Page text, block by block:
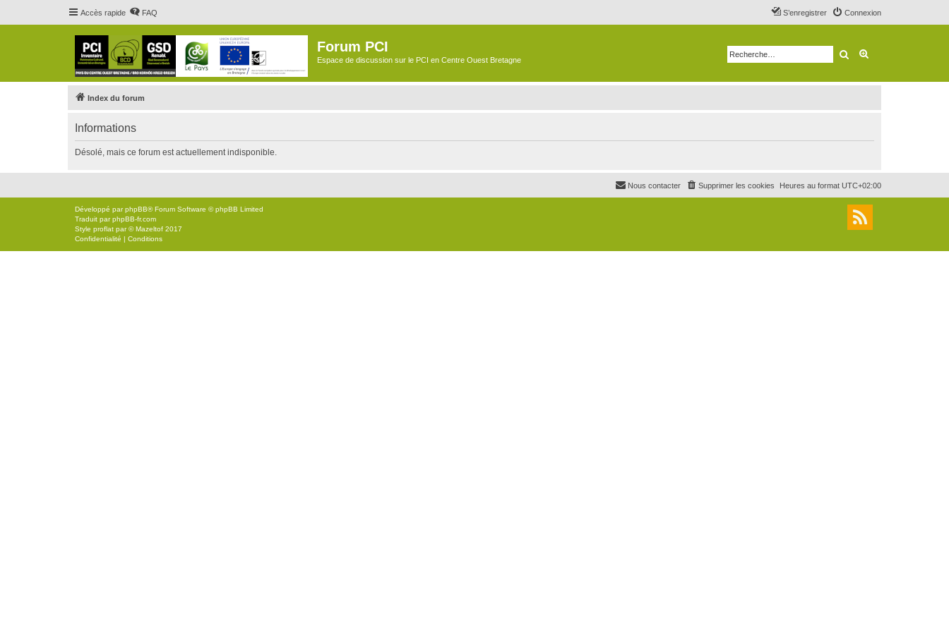
Accès rapide FAQ Connexion
S’enregistrer
Forum PCI
Espace de discussion sur le PCI en Centre Ouest Bretagne Rechercher
Index du forum
Informations
Désolé, mais ce forum est actuellement indisponible.
Heures au format UTC+02:00
Supprimer les cookies
Nous contacter
Développé parphpBB® Forum Software © phpBB Limited
Traduit parphpBB-fr.com
Style proflat par ©Mazeltof 2017
Confidentialité | Conditions